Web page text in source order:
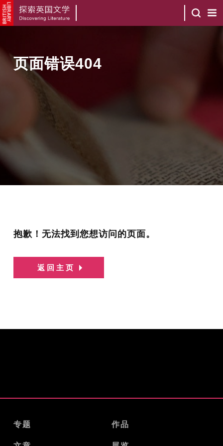
页面错误404
抱歉！无法找到您想访问的页面。
返回主页
专题 作品